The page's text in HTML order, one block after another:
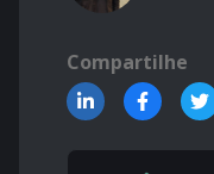
Compartilhe